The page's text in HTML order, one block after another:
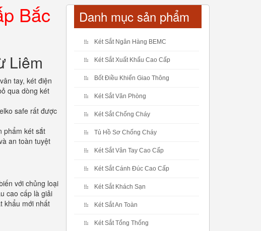
Bắc
Liêm
tay, két điện
qua dòng két
safe rất được
phẩm két sắt
an toàn tuyệt
với chủng loại
cao cấp là giải
khẩu mới nhất
Danh mục sản phẩm
Két Sắt Ngân Hàng BEMC
Két Sắt Xuất Khẩu Cao Cấp
Bốt Điều Khiển Giao Thông
Két Sắt Văn Phòng
Két Sắt Chống Cháy
Tủ Hồ Sơ Chống Cháy
Két Sắt Vân Tay Cao Cấp
Két Sắt Cánh Đúc Cao Cấp
Két Sắt Khách Sạn
Két Sắt An Toàn
Két Sắt Tổng Thống